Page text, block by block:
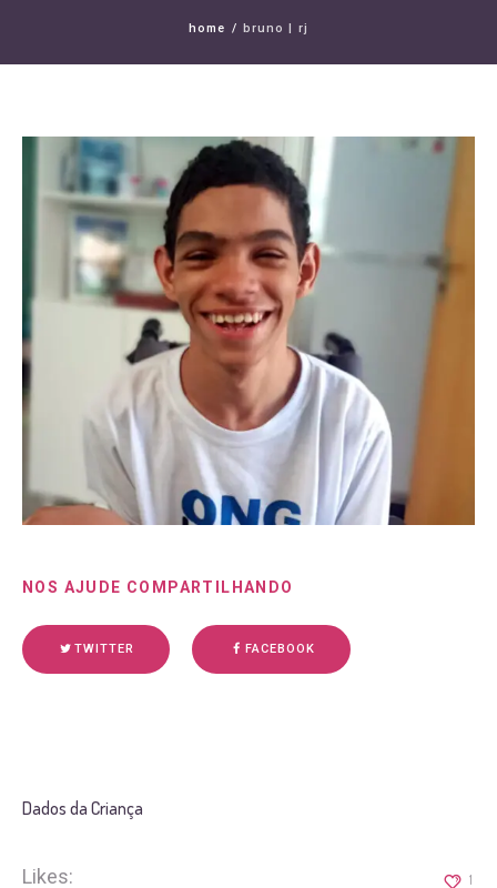
home / bruno | rj
NOS AJUDE COMPARTILHANDO
TWITTER FACEBOOK
Dados da Criança
Likes: 1